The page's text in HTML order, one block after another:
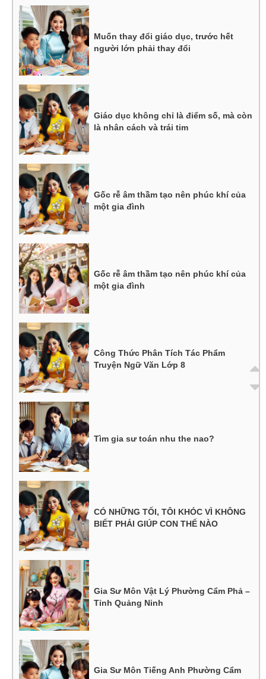
Muốn thay đổi giáo dục, trước hết
người lớn phải thay đổi
Giáo dục không chỉ là điểm số, mà còn
là nhân cách và trái tim
Gốc rễ âm thầm tạo nên phúc khí của
một gia đình
Gốc rễ âm thầm tạo nên phúc khí của
một gia đình
Công Thức Phân Tích Tác Phẩm
Truyện Ngữ Văn Lớp 8
Tìm gia sư toán nhu the nao?
CÓ NHỮNG TỐI, TÔI KHÓC VÌ KHÔNG
BIẾT PHẢI GIÚP CON THẾ NÀO
Gia Sư Môn Vật Lý Phường Cẩm Phả –
Tỉnh Quảng Ninh
Gia Sư Môn Tiếng Anh Phường Cẩm